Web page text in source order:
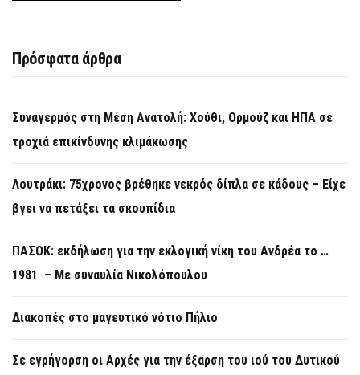
Πρόσφατα άρθρα
Συναγερμός στη Μέση Ανατολή: Χούθι, Ορμούζ και ΗΠΑ σε
τροχιά επικίνδυνης κλιμάκωσης
Λουτράκι: 75χρονος βρέθηκε νεκρός δίπλα σε κάδους – Είχε
βγει να πετάξει τα σκουπίδια
ΠΑΣΟΚ: εκδήλωση για την εκλογική νίκη του Ανδρέα το …
1981 – Με συναυλία Νικολόπουλου
Διακοπές στο μαγευτικό νότιο Πήλιο
Σε εγρήγορση οι Αρχές για την έξαρση του ιού του Δυτικού